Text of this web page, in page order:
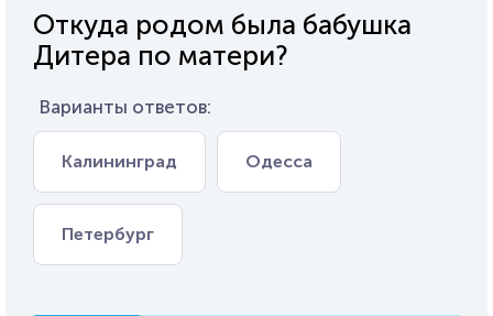
Откуда родом была бабушка
Дитера по матери?
Варианты ответов:
Калининград Одесса
Петербург